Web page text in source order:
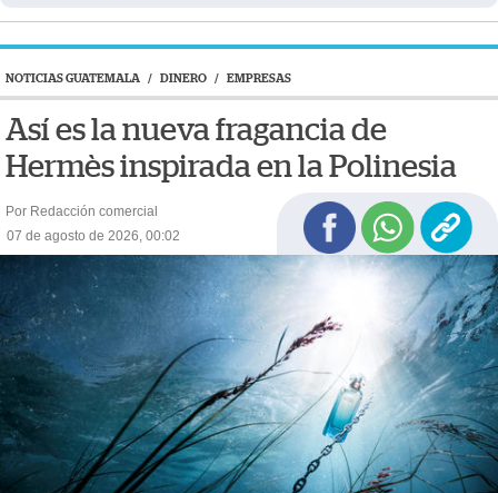
NOTICIAS GUATEMALA / DINERO / EMPRESAS
Así es la nueva fragancia de
Hermès inspirada en la Polinesia
Por Redacción comercial
07 de agosto de 2026, 00:02